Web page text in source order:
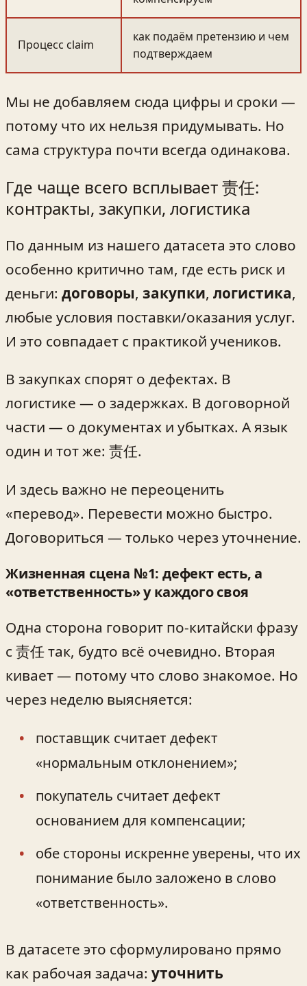
Процесс claim
как подаём претензию и чем
подтверждаем
Мы не добавляем сюда цифры и сроки —
потому что их нельзя придумывать. Но
сама структура почти всегда одинакова.
Где чаще всего всплывает 责任:
контракты, закупки, логистика
По данным из нашего датасета это слово
особенно критично там, где есть риск и
деньги: договоры, закупки, логистика,
любые условия поставки/оказания услуг.
И это совпадает с практикой учеников.
В закупках спорят о дефектах. В
логистике — о задержках. В договорной
части — о документах и убытках. А язык
один и тот же: 责任.
И здесь важно не переоценить
«перевод». Перевести можно быстро.
Договориться — только через уточнение.
Жизненная сцена №1: дефект есть, а
«ответственность» у каждого своя
Одна сторона говорит по-китайски фразу
с 责任 так, будто всё очевидно. Вторая
кивает — потому что слово знакомое. Но
через неделю выясняется:
поставщик считает дефект
«нормальным отклонением»;
покупатель считает дефект
основанием для компенсации;
обе стороны искренне уверены, что их
понимание было заложено в слово
«ответственность».
В датасете это сформулировано прямо
как рабочая задача: уточнить